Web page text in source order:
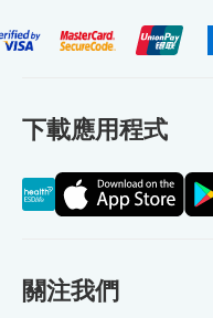
下載應用程式
關注我們